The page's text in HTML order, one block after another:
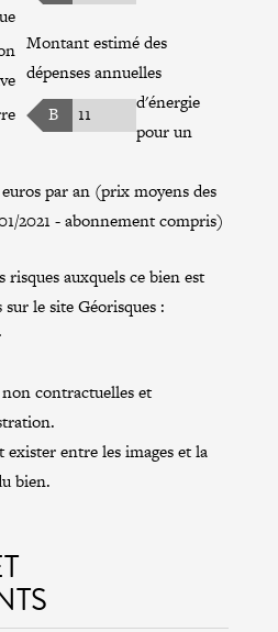
B 11
Montant estimé des
dépenses annuelles
d'énergie
pour un
par an (prix moyens des
2021 - abonnement compris)
auxquels ce bien est
le site Géorisques :
contractuelles et
exister entre les images et la
bien.